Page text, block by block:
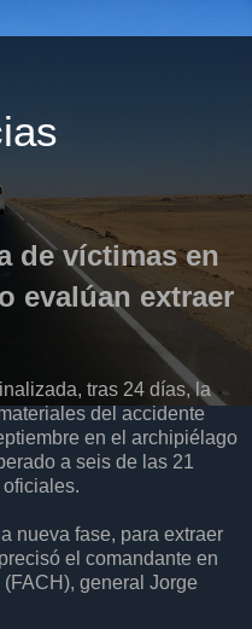
de víctimas en
evalúan extraer
tras 24 días, la
del accidente
en el archipiélago
a seis de las 21
nueva fase, para extraer
el comandante en
general Jorge